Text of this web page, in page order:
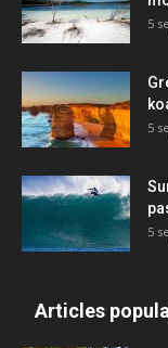
5
5
5
Articles